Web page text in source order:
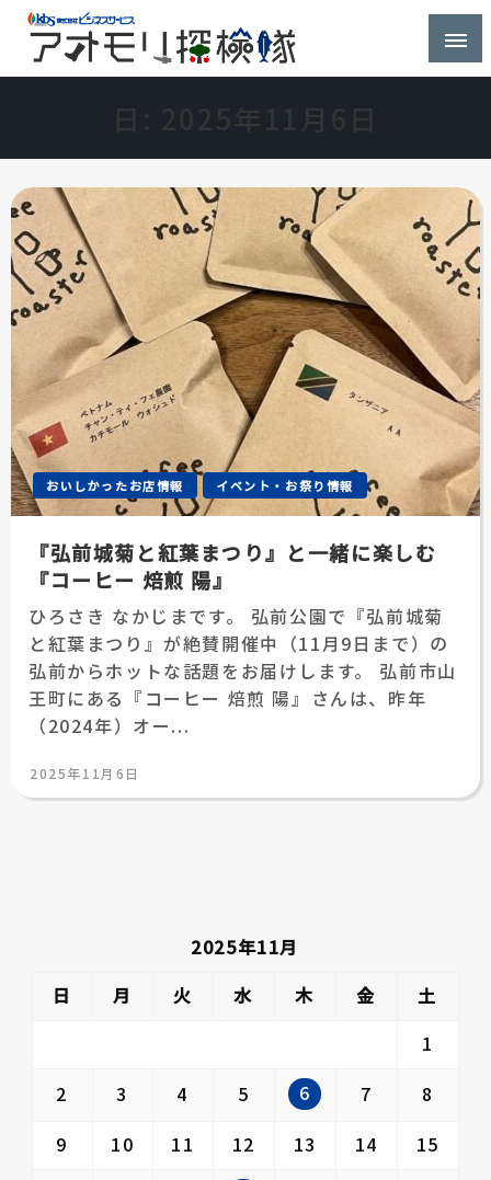
アオモリ探検隊
株式会社ビジネスサービス社員が青森県を探検するブ
2025年11月6日
おいしかったお店情報 イベント・お祭り情報
『弘前城菊と紅葉まつり』と一緒に楽しむ
『コーヒー 焙煎 陽』
ひろさき なかじまです。 弘前公園で『弘前城菊
と紅葉まつり』が絶賛開催中（11月9日まで）の
弘前からホットな話題をお届けします。 弘前市山
王町にある『コーヒー 焙煎 陽』さんは、昨年
（2024年）オー...
投
日:
2025年11月6日
2025年11月
日
月 火 水 木 金
土
1
2
3 4 5 6 7
8
9
10 11 12 13 14
15